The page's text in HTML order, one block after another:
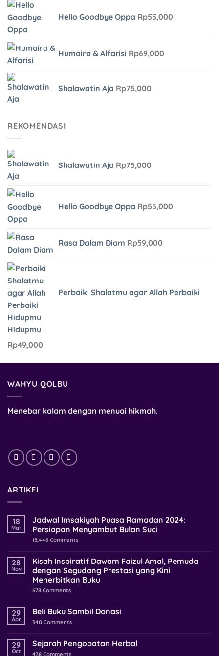
Hello Goodbye Oppa Rp55,000
Humaira & Alfarisi Rp69,000
Shalawatin Aja Rp75,000
REKOMENDASI
Shalawatin Aja Rp75,000
Hello Goodbye Oppa Rp55,000
Rasa Dalam Diam Rp59,000
Perbaiki Shalatmu agar Allah Perbaiki
Hidupmu
Rp49,000
WAHYU QOLBU
Menebar kalam dengan menuai hikmah.
ARTIKEL
18
Mar
Jadwal Imsakiyah Puasa Ramadan 2024:
Persiapan Menyambut Bulan Suci
15,448 Comments
28
Nov
Kisah Inspiratif Dawam Faizul Amal, Pemuda
dengan Segudang Prestasi yang Kini
Menerbitkan Buku
678 Comments
29
Apr
Beli Buku Sambil Donasi
340 Comments
29
Oct
Sejarah Pengobatan Herbal
438 Comments